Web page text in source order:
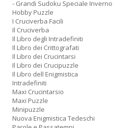
- Grandi Sudoku Speciale Inverno
Hobby Puzzle
I Cruciverba Facili
Il Cruciverba
Il Libro degli Intradefiniti
Il Libro dei Crittografati
Il Libro dei Crucintarsi
Il Libro dei Crucipuzzle
Il Libro dell Enigmistica
Intradefiniti
Maxi Crucintarsio
Maxi Puzzle
Minipuzzle
Nuova Enigmistica Tedeschi